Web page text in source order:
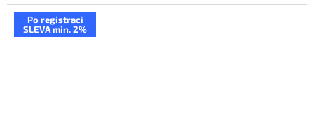
Po registraci
SLEVA min. 2%